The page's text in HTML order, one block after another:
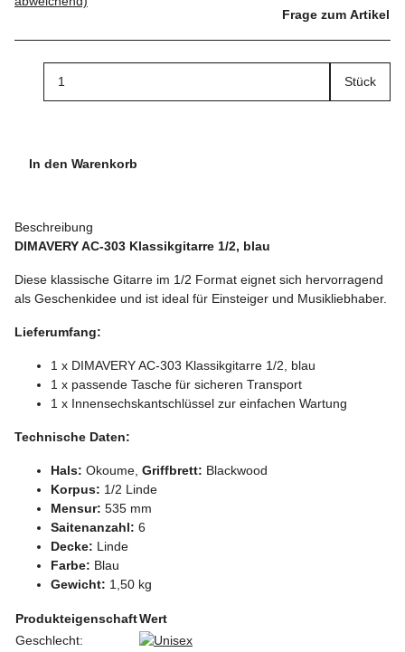
Frage zum Artikel
Stück
In den Warenkorb
Beschreibung
DIMAVERY AC-303 Klassikgitarre 1/2, blau
Diese klassische Gitarre im 1/2 Format eignet sich hervorragend
als Geschenkidee und ist ideal für Einsteiger und Musikliebhaber.
Lieferumfang:
1 x DIMAVERY AC-303 Klassikgitarre 1/2, blau
1 x passende Tasche für sicheren Transport
1 x Innensechskantschlüssel zur einfachen Wartung
Technische Daten:
Hals: Okoume, Griffbrett: Blackwood
Korpus: 1/2 Linde
Mensur: 535 mm
Saitenanzahl: 6
Decke: Linde
Farbe: Blau
Gewicht: 1,50 kg
ProdukteigenschaftWert
Geschlecht: